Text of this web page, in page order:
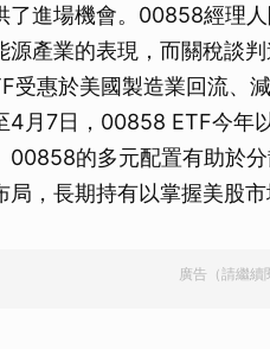
了進場機會。00858經理
源產業的表現，而關稅談
受惠於美國製造業回流、
4月7日，00858 ETF今年
00858的多元配置有助於
，長期持有以掌握美股市
廣告（請繼續